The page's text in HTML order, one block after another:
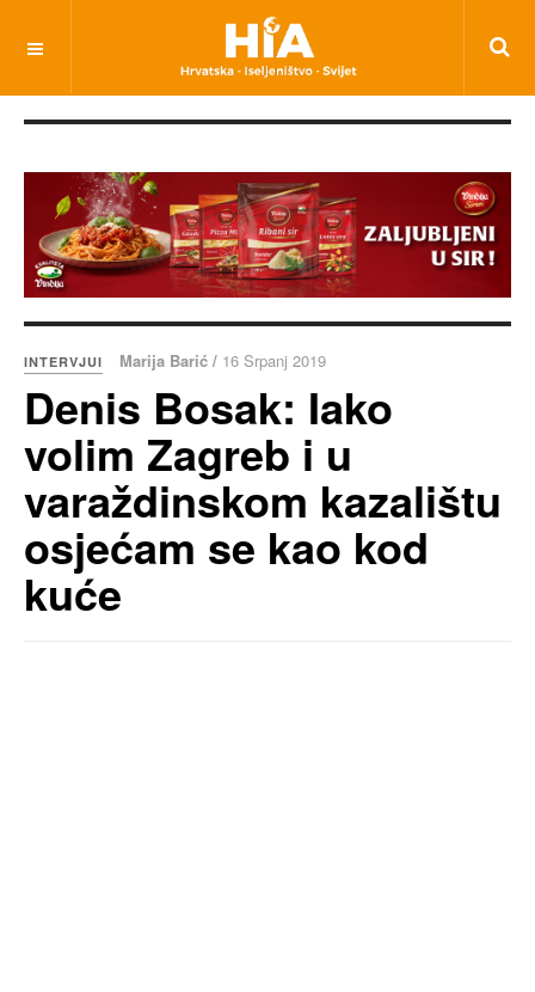
INTERVJUI Marija Barić / 16 Srpanj 2019
Denis Bosak: Iako
volim Zagreb i u
varaždinskom kazalištu
osjećam se kao kod
kuće